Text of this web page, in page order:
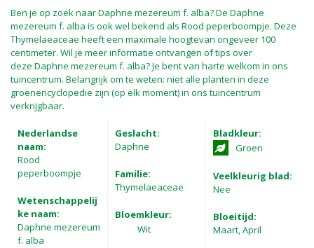
Ben je op zoek naar Daphne mezereum f. alba? De Daphne
mezereum f. alba is ook wel bekend als Rood peperboompje. Deze
Thymelaeaceae heeft een maximale hoogtevan ongeveer 100
centimeter. Wil je meer informatie ontvangen of tips over
deze Daphne mezereum f. alba? Je bent van harte welkom in ons
tuincentrum. Belangrijk om te weten: niet alle planten in deze
groenencyclopedie zijn (op elk moment) in ons tuincentrum
verkrijgbaar.
Nederlandse
naam:
Rood
peperboompje
Wetenschappelij
ke naam:
Daphne mezereum
f. alba
Geslacht:
Daphne
Familie:
Thymelaeaceae
Bloemkleur:
Wit
Bladkleur:
Groen
Veelkleurig blad:
Nee
Bloeitijd:
Maart, April